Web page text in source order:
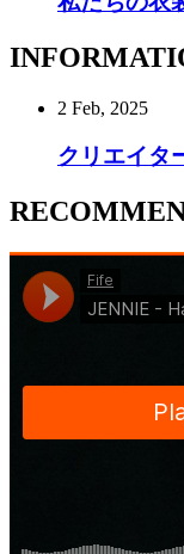
2 Feb, 2025
クリエイタ